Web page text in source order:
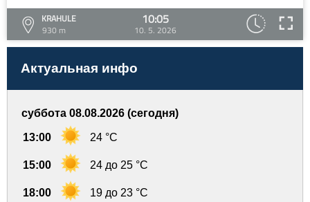
KRAHULE
930 m
10:05
10. 5. 2026
Актуальная инфо
суббота 08.08.2026 (сегодня)
13:00 24 °C
15:00 24 до 25 °C
18:00 19 до 23 °C